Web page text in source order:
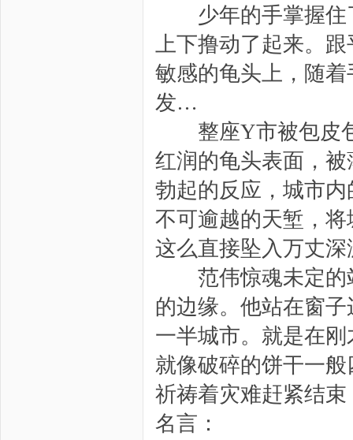
少年的手掌握住
上下撸动了起来。
敏感的龟头上，随
发…
整座Y市被包皮包
红润的龟头表面，
勃起的反应，城市
不可逾越的天堑，
这么直接坠入万丈
范伟惊魂未定的
的边缘。他站在窗
一半城市。就是在
就像破碎的饼干一
祈祷着灾难赶紧结
名言：